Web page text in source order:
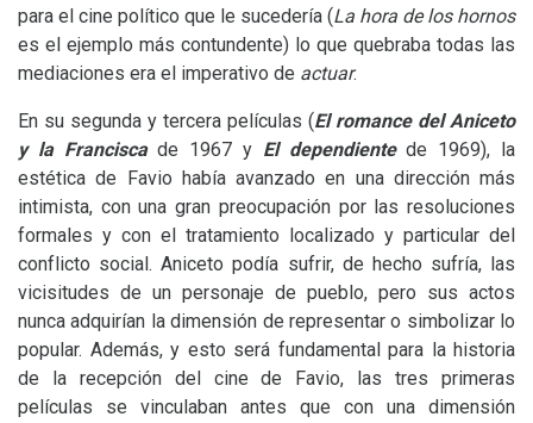
para el cine político que le sucedería (La hora de los hornos
es el ejemplo más contundente) lo que quebraba todas las
mediaciones era el imperativo de actuar.
En su segunda y tercera películas (El romance del Aniceto
y la Francisca de 1967 y El dependiente de 1969), la
estética de Favio había avanzado en una dirección más
intimista, con una gran preocupación por las resoluciones
formales y con el tratamiento localizado y particular del
conflicto social. Aniceto podía sufrir, de hecho sufría, las
vicisitudes de un personaje de pueblo, pero sus actos
nunca adquirían la dimensión de representar o simbolizar lo
popular. Además, y esto será fundamental para la historia
de la recepción del cine de Favio, las tres primeras
películas se vinculaban antes que con una dimensión